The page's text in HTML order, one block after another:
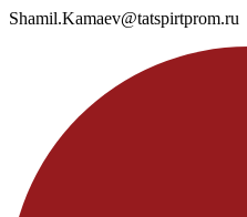
Shamil.Kamaev@tatspirtprom.ru